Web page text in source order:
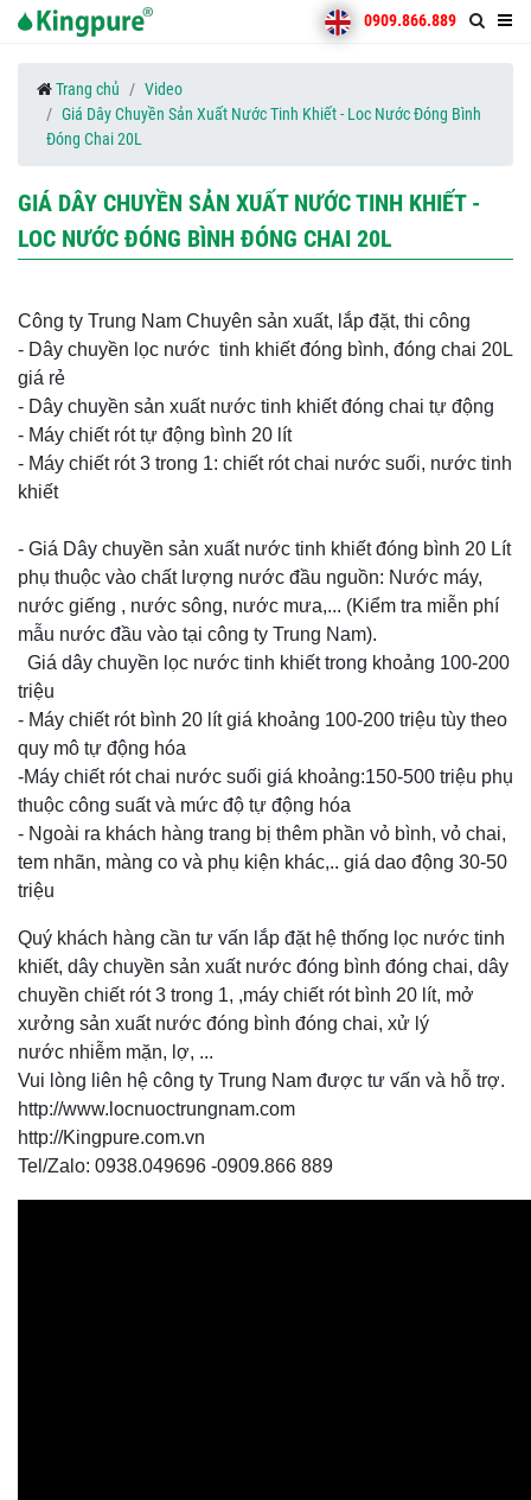
0909.866.889
Trang chủ
Video
Giá Dây Chuyền Sản Xuất Nước Tinh Khiết - Loc Nước Đóng Bình
Đóng Chai 20L
GIÁ DÂY CHUYỀN SẢN XUẤT NƯỚC TINH KHIẾT -
LOC NƯỚC ĐÓNG BÌNH ĐÓNG CHAI 20L
Công ty Trung Nam Chuyên sản xuất, lắp đặt, thi công
- Dây chuyền lọc nước tinh khiết đóng bình, đóng chai 20L
giá rẻ
- Dây chuyền sản xuất nước tinh khiết đóng chai tự động
- Máy chiết rót tự động bình 20 lít
- Máy chiết rót 3 trong 1: chiết rót chai nước suối, nước tinh
khiết
- Giá Dây chuyền sản xuất nước tinh khiết đóng bình 20 Lít
phụ thuộc vào chất lượng nước đầu nguồn: Nước máy,
nước giếng , nước sông, nước mưa,... (Kiểm tra miễn phí
mẫu nước đầu vào tại công ty Trung Nam).
Giá dây chuyền lọc nước tinh khiết trong khoảng 100-200
triệu
- Máy chiết rót bình 20 lít giá khoảng 100-200 triệu tùy theo
quy mô tự động hóa
-Máy chiết rót chai nước suối giá khoảng:150-500 triệu phụ
thuộc công suất và mức độ tự động hóa
- Ngoài ra khách hàng trang bị thêm phần vỏ bình, vỏ chai,
tem nhãn, màng co và phụ kiện khác,.. giá dao động 30-50
triệu
Quý khách hàng cần tư vấn lắp đặt hệ thống lọc nước tinh
khiết, dây chuyền sản xuất nước đóng bình đóng chai, dây
chuyền chiết rót 3 trong 1, ,máy chiết rót bình 20 lít, mở
xưởng sản xuất nước đóng bình đóng chai, xử lý
nước nhiễm mặn, lợ, ...
Vui lòng liên hệ công ty Trung Nam được tư vấn và hỗ trợ.
http://www.locnuoctrungnam.com
http://Kingpure.com.vn
Tel/Zalo: 0938.049696 -0909.866 889